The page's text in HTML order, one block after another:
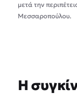
μετά την
Μεσσαροπούλου.
Η